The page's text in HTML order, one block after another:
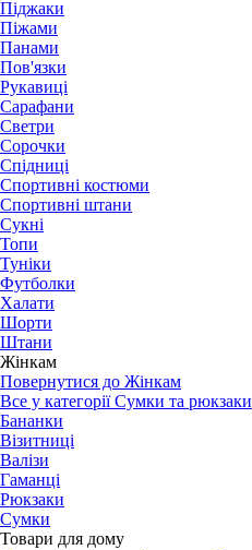
Піджаки
Піжами
Панами
Пов'язки
Рукавиці
Сарафани
Светри
Сорочки
Спідниці
Спортивні костюми
Спортивні штани
Сукні
Топи
Туніки
Футболки
Халати
Шорти
Штани
Жінкам
Повернутися до Жінкам
Все у категорії Сумки та рюкзаки
Бананки
Візитниці
Валізи
Гаманці
Рюкзаки
Сумки
Товари для дому